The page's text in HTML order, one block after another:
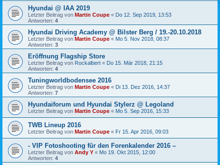
Hyundai @ IAA 2019
Letzter Beitrag von Martin Coupe « Do 12. Sep 2019, 13:53
Antworten: 4
Hyundai Driving Academy @ Bilster Berg / 19.-20.10.2018
Letzter Beitrag von Martin Coupe « Mo 5. Nov 2018, 08:37
Antworten: 3
Eröffnung Flagship Store
Letzter Beitrag von Rockalbert « Do 15. Mär 2018, 21:15
Antworten: 4
Tuningworldbodensee 2016
Letzter Beitrag von Martin Coupe « Di 13. Dez 2016, 14:37
Antworten: 7
Hyundaiforum und Hyundai Stylerz @ Legoland
Letzter Beitrag von Martin Coupe « Mo 5. Sep 2016, 15:33
TWB Lineup 2016
Letzter Beitrag von Martin Coupe « Fr 15. Apr 2016, 09:03
- VIP Fotoshooting für den Forenkalender 2016 –
Letzter Beitrag von Andy Y « Mo 19. Okt 2015, 12:00
Antworten: 4